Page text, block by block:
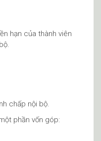
hạn của thành viên
chấp nội bộ.
phần vốn góp: